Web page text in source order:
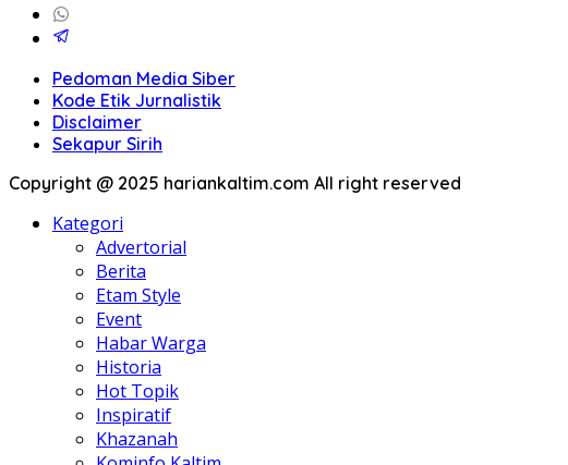
Pedoman Media Siber
Kode Etik Jurnalistik
Disclaimer
Sekapur Sirih
Copyright @ 2025 hariankaltim.com All right reserved
Kategori
Advertorial
Berita
Etam Style
Event
Habar Warga
Historia
Hot Topik
Inspiratif
Khazanah